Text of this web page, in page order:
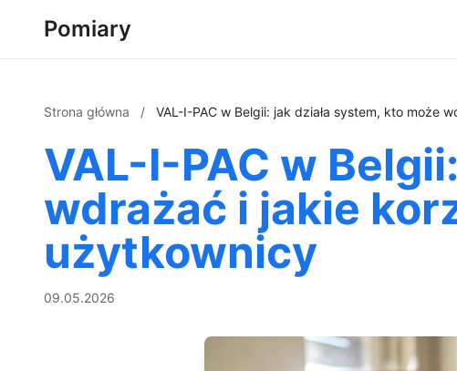
Pomiary
Strona główna / VAL-I-PAC w Belgii: jak działa system, kto może
VAL-I-PAC w
wdrażać i jakie
użytkownicy
09.05.2026